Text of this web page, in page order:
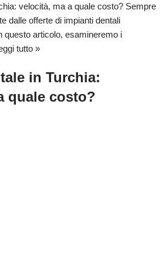
velocità, ma a quale costo? Sempre
dalle offerte di impianti dentali
questo articolo, esamineremo i
tutto »
in Turchia:
quale costo?